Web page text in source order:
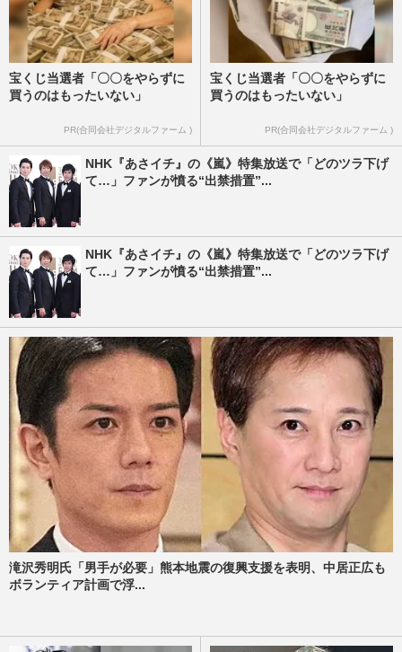
宝くじ当選者「〇〇をやらずに
買うのはもったいない」
PR(合同会社デジタルファーム )
宝くじ当選者「〇〇をやらずに
買うのはもったいない」
PR(合同会社デジタルファーム )
NHK『あさイチ』の《嵐》特集放送で「どのツラ下げ
て…」ファンが憤る“出禁措置”...
NHK『あさイチ』の《嵐》特集放送で「どのツラ下げ
て…」ファンが憤る“出禁措置”...
滝沢秀明氏「男手が必要」熊本地震の復興支援を表明、中居正広も
ボランティア計画で浮...